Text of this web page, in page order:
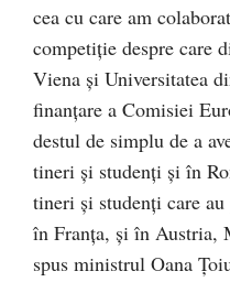
cea cu care am
competiţie despre care
Viena şi Universitatea
finanţare a Comisiei
destul de simplu de a
tineri şi studenţi şi în
tineri şi studenţi care
în Franţa, şi în Austria,
spus ministrul Oana